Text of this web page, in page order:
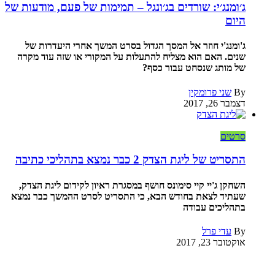
ג׳ומנג׳י: שורדים בג׳ונגל – תמימות של פעם, מודעות של
היום
ג'ומנג'י חוזר אל המסך הגדול בסרט המשך אחרי היעדרות של
שנים. האם הוא מצליח להתעלות על המקורי או שזה עוד מקרה
של מותג שנסחט עבור כסף?
By שני פרומקין
דצמבר 26, 2017
סרטים
התסריט של ליגת הצדק 2 כבר נמצא בתהליכי כתיבה
השחקן ג'יי קיי סימונס חושף במסגרת ראיון לקידום ליגת הצדק,
שעתיד לצאת בחודש הבא, כי התסריט לסרט ההמשך כבר נמצא
בתהליכים עבודה
By עדי פרל
אוקטובר 23, 2017